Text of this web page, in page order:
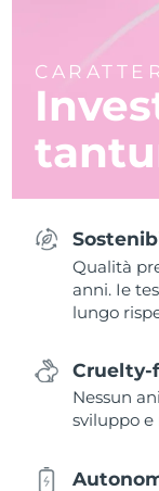
Qualità
anni. Ie
lungo
Cruelty-
Nessun
sviluppo